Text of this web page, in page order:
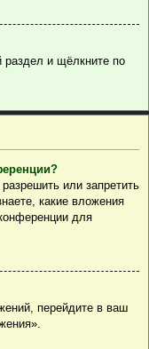
раздел и щёлкните по
или запретить
какие вложения
для
перейдите в ваш